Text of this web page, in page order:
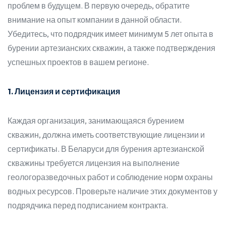
проблем в будущем. В первую очередь, обратите
внимание на опыт компании в данной области.
Убедитесь, что подрядчик имеет минимум 5 лет опыта в
бурении артезианских скважин, а также подтверждения
успешных проектов в вашем регионе.
1. Лицензия и сертификация
Каждая организация, занимающаяся бурением
скважин, должна иметь соответствующие лицензии и
сертификаты. В Беларуси для бурения артезианской
скважины требуется лицензия на выполнение
геологоразведочных работ и соблюдение норм охраны
водных ресурсов. Проверьте наличие этих документов у
подрядчика перед подписанием контракта.